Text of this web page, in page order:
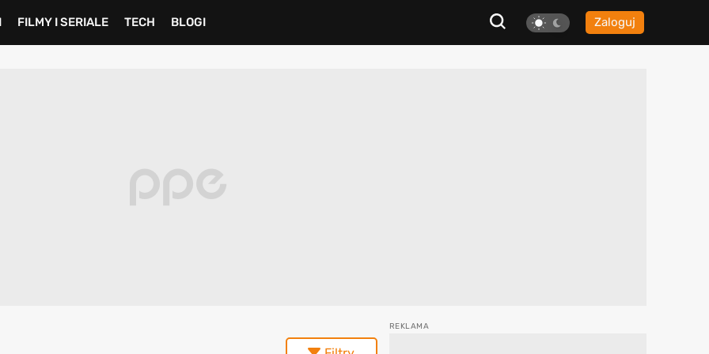
Zaloguj
FILMY I SERIALE TECH BLOGI